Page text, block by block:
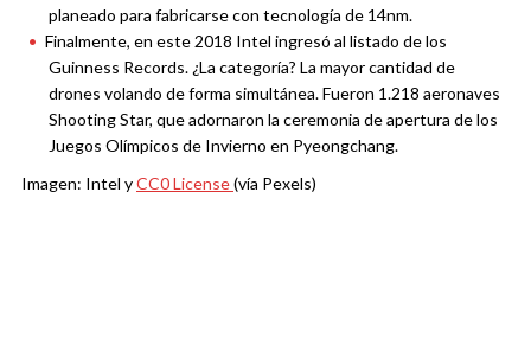
planeado para fabricarse con tecnología de 14nm.
Finalmente, en este 2018 Intel ingresó al listado de los
Guinness Records. ¿La categoría? La mayor cantidad de
drones volando de forma simultánea. Fueron 1.218 aeronaves
Shooting Star, que adornaron la ceremonia de apertura de los
Juegos Olímpicos de Invierno en Pyeongchang.
Imagen: Intel yCC0 License(vía Pexels)